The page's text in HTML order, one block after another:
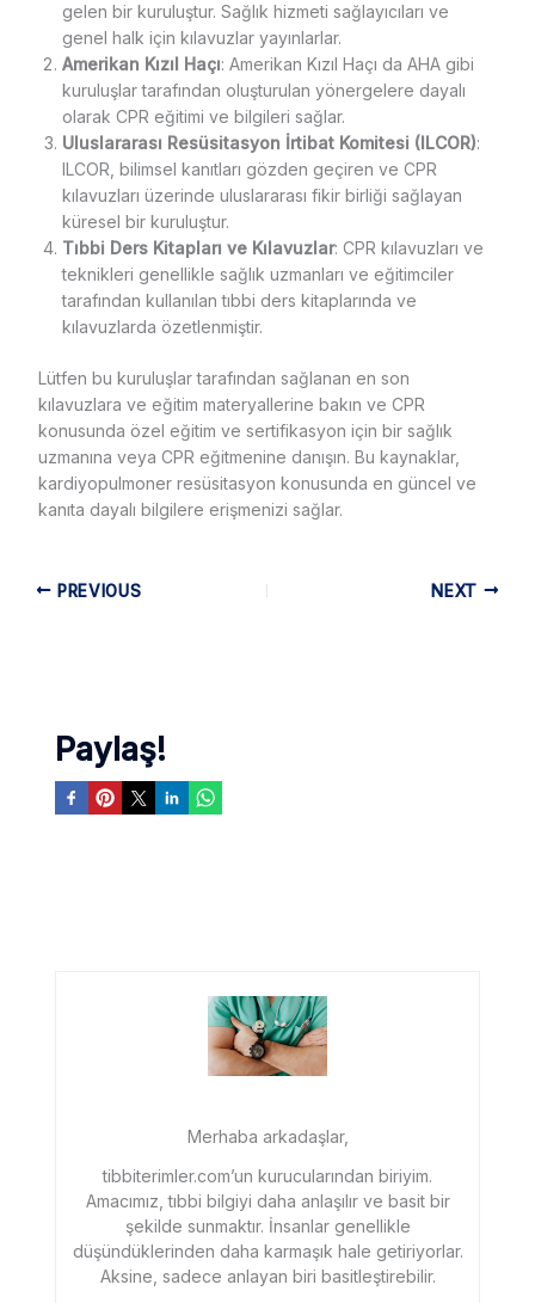
gelen bir kuruluştur. Sağlık hizmeti sağlayıcıları ve
genel halk için kılavuzlar yayınlarlar.
Amerikan Kızıl Haçı: Amerikan Kızıl Haçı da AHA gibi
kuruluşlar tarafından oluşturulan yönergelere dayalı
olarak CPR eğitimi ve bilgileri sağlar.
Uluslararası Resüsitasyon İrtibat Komitesi (ILCOR):
ILCOR, bilimsel kanıtları gözden geçiren ve CPR
kılavuzları üzerinde uluslararası fikir birliği sağlayan
küresel bir kuruluştur.
Tıbbi Ders Kitapları ve Kılavuzlar: CPR kılavuzları ve
teknikleri genellikle sağlık uzmanları ve eğitimciler
tarafından kullanılan tıbbi ders kitaplarında ve
kılavuzlarda özetlenmiştir.
Lütfen bu kuruluşlar tarafından sağlanan en son
kılavuzlara ve eğitim materyallerine bakın ve CPR
konusunda özel eğitim ve sertifikasyon için bir sağlık
uzmanına veya CPR eğitmenine danışın. Bu kaynaklar,
kardiyopulmoner resüsitasyon konusunda en güncel ve
kanıta dayalı bilgilere erişmenizi sağlar.
PREVIOUS NEXT
Paylaş!
Merhaba arkadaşlar,
tibbiterimler.com’un kurucularından biriyim.
Amacımız, tıbbi bilgiyi daha anlaşılır ve basit bir
şekilde sunmaktır. İnsanlar genellikle
düşündüklerinden daha karmaşık hale getiriyorlar.
Aksine, sadece anlayan biri basitleştirebilir.